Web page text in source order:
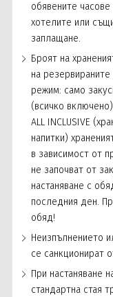
обявените часове
хотелите или
заплащане.
Броят на
на
режим: само
(всичко
ALL INCLUSIVE
напитки)
в зависимост от
не започват от
настаняване с
последния ден.
обяд!
Неизпълнението
се санкционират
При настаняване
стандартна стая